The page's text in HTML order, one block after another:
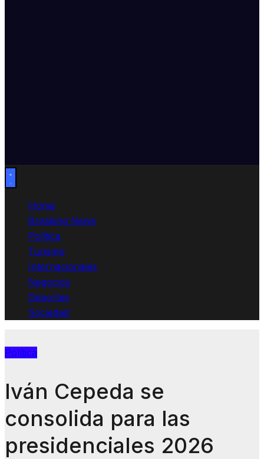
Home
Breaking News
Política
Turismo
Internacionales
Negocios
Deportes
Sociedad
Política
Iván Cepeda se
consolida para las
presidenciales 2026